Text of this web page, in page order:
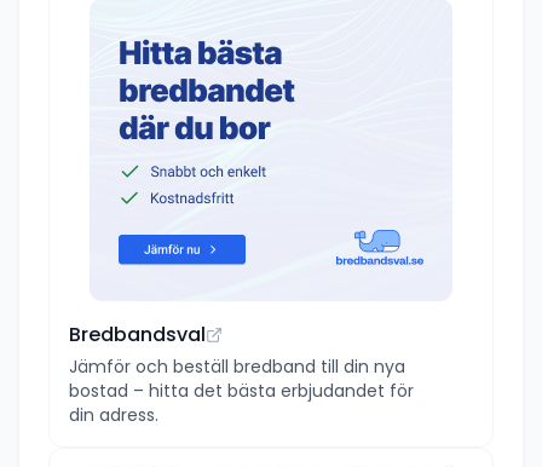
Bredbandsval
Jämför och beställ bredband till din nya
bostad – hitta det bästa erbjudandet för
din adress.